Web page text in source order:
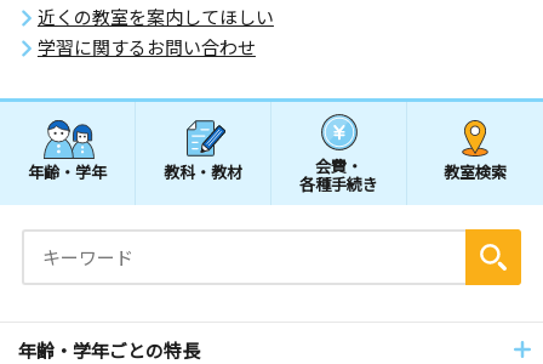
近くの教室を案内してほしい
学習に関するお問い合わせ
年齢・学年 教科・教材 会費・
各種手続き
教室検索
年齢・学年ごとの特長